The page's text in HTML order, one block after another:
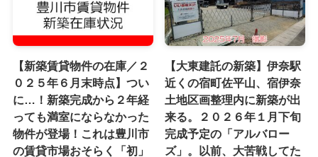
【新築賃貸物件の在庫／２
０２５年６月末時点】つい
に…！新築完成から２年経
っても満室にならなかった
物件が登場！これは豊川市
の賃貸市場おそらく「初」
【大東建託の新築】伊奈駅
近くの宿町佐平山、宿伊奈
土地区画整理内に新築が出
来る。２０２６年１月下旬
完成予定の「アルバロー
ズ」。以前、大苦戦してた